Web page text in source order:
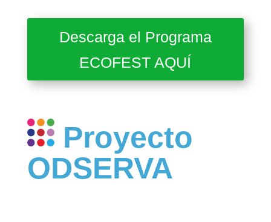
Descarga el Programa
ECOFEST AQUÍ
Proyecto
ODSERVA